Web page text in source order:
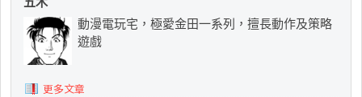
動漫電玩宅，極愛金田一系列，擅長動作及策略
遊戲
更多文章